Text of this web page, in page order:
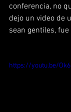
conferencia, no
dejo un video de
sean gentiles,
https://youtu.be/